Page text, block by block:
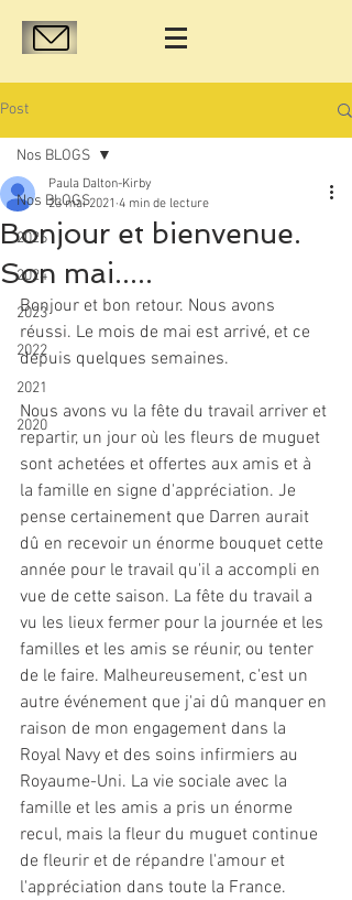
Post
Nos BLOGS
2026
2024
2023
2022
2021
2020
Nos BLOGS
Bonjour et bienvenue.
Son mai.....
Paula Dalton-Kirby
23 mai 2021 4 min de lecture
Bonjour et bon retour. Nous avons
réussi. Le mois de mai est arrivé, et ce
depuis quelques semaines.
Nous avons vu la fête du travail arriver et
repartir, un jour où les fleurs de muguet
sont achetées et offertes aux amis et à
la famille en signe d'appréciation. Je
pense certainement que Darren aurait
dû en recevoir un énorme bouquet cette
année pour le travail qu'il a accompli en
vue de cette saison. La fête du travail a
vu les lieux fermer pour la journée et les
familles et les amis se réunir, ou tenter
de le faire. Malheureusement, c'est un
autre événement que j'ai dû manquer en
raison de mon engagement dans la
Royal Navy et des soins infirmiers au
Royaume-Uni. La vie sociale avec la
famille et les amis a pris un énorme
recul, mais la fleur du muguet continue
de fleurir et de répandre l'amour et
l'appréciation dans toute la France.